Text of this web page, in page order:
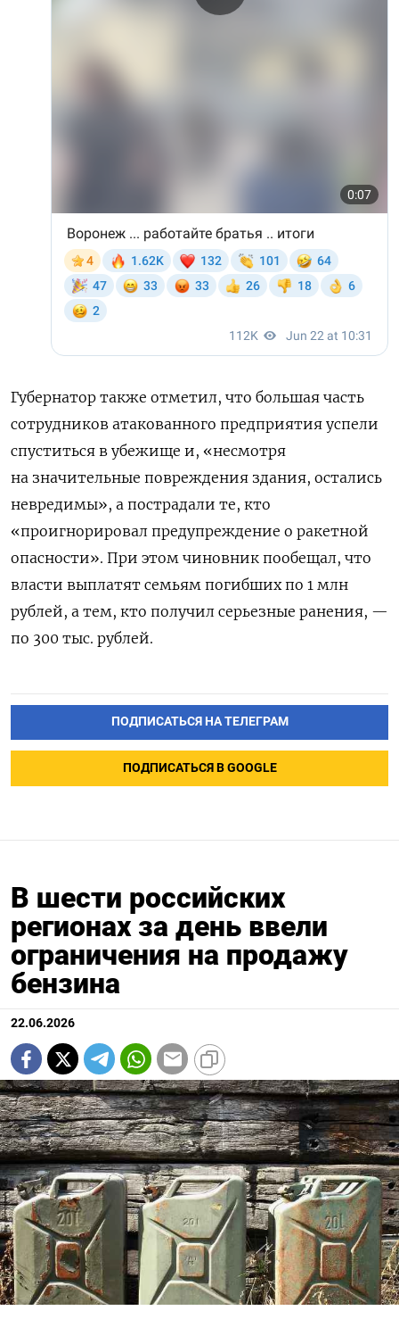
Подписывайтесь на The
Moscow Times в Telegram —
@moscowtimes_ru
Губернатор также отметил, что большая часть
сотрудников атакованного предприятия успели
спуститься в убежище и, «несмотря
на значительные повреждения здания, остались
невредимы», а пострадали те, кто
«проигнорировал предупреждение о ракетной
опасности». При этом чиновник пообещал, что
власти выплатят семьям погибших по 1 млн
рублей, а тем, кто получил серьезные ранения, —
по 300 тыс. рублей.
ПОДПИСАТЬСЯ НА ТЕЛЕГРАМ
ПОДПИСАТЬСЯ В GOOGLE
В шести российских
регионах за день ввели
ограничения на продажу
бензина
22.06.2026